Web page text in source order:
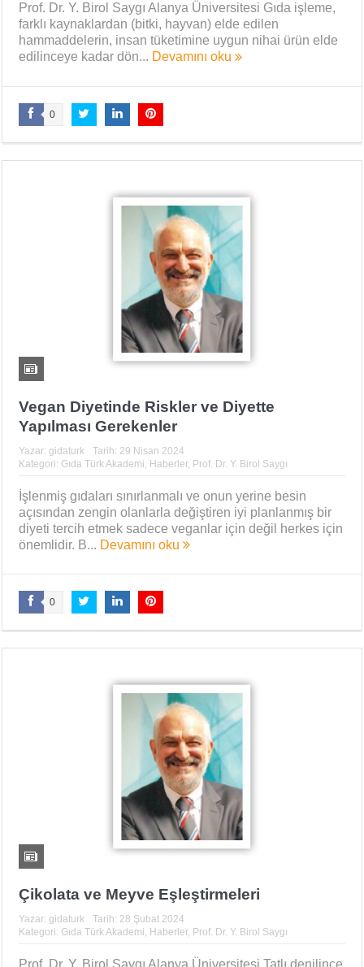
Prof. Dr. Y. Birol Saygı Alanya Üniversitesi Gıda işleme,
farklı kaynaklardan (bitki, hayvan) elde edilen
hammaddelerin, insan tüketimine uygun nihai ürün elde
edilinceye kadar dön... Devamını oku
0
Vegan Diyetinde Riskler ve Diyette
Yapılması Gerekenler
Yazar: gidaturk Tarih: 29 Nisan 2024
Kategori: Gıda Türk Akademi Haberler, Prof. Dr. Y. Birol Saygı
İşlenmiş gıdaları sınırlanmalı ve onun yerine besin
açısından zengin olanlarla değiştiren iyi planlanmış bir
diyeti tercih etmek sadece veganlar için değil herkes için
önemlidir. B... Devamını oku
0
Çikolata ve Meyve Eşleştirmeleri
Yazar: gidaturk Tarih: 28 Şubat 2024
Kategori: Gıda Türk Akademi Haberler, Prof. Dr. Y. Birol Saygı
Prof. Dr. Y. Birol Saygı Alanya Üniversitesi Tatlı denilince